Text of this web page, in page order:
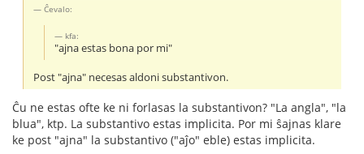
Ĉevalo:
kfa:
"ajna estas bona por mi"
Post "ajna" necesas aldoni substantivon.
Ĉu ne estas ofte ke ni forlasas la substantivon? "La angla", "la
blua", ktp. La substantivo estas implicita. Por mi ŝajnas klare
ke post "ajna" la substantivo ("aĵo" eble) estas implicita.